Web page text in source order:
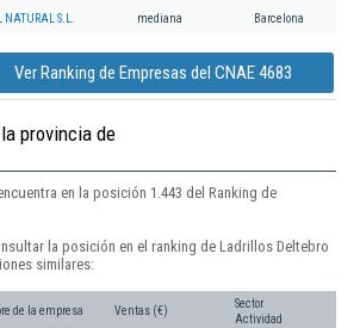
S.L. mediana Barcelona
Ver Ranking de Empresas del CNAE 4683
provincia de
en la posición 1.443 del Ranking de
la posición en el ranking de Ladrillos Deltebro
similares:
de la empresa Ventas (€)
Sector
Actividad